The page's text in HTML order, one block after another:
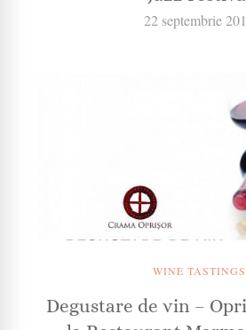
22 septembrie
WINE TASTINGS
Degustare de vin –